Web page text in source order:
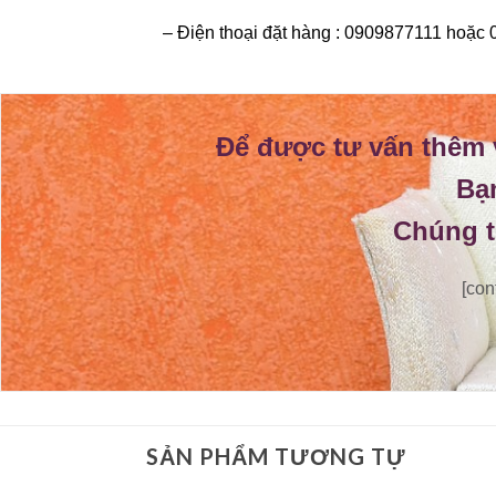
– Điện thoại đặt hàng : 0909877111 hoặc
Để được tư vấn thêm
Chúng
SẢN PHẨM TƯƠNG TỰ